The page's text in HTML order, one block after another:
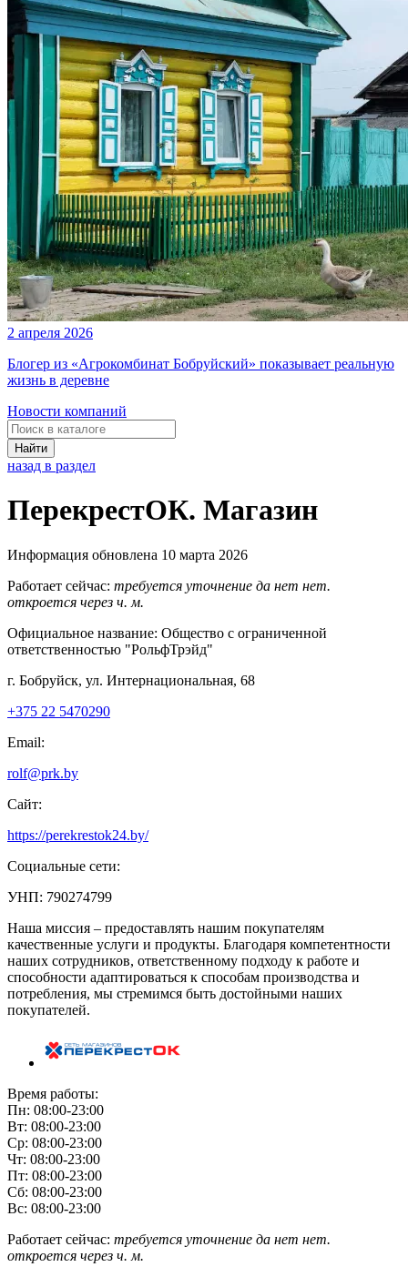
2 апреля 2026
Блогер из «Агрокомбинат Бобруйский» показывает реальную
жизнь в деревне
Новости компаний
Найти
назад в раздел
ПерекрестОК. Магазин
Информация обновлена 10 марта 2026
Работает сейчас: требуется уточнение да нет нет.
откроется через ч. м.
Официальное название: Общество с ограниченной
ответственностью "РольфТрэйд"
г. Бобруйск, ул. Интернациональная, 68
+375 22 5470290
Email:
rolf@prk.by
Сайт:
https://perekrestok24.by/
Социальные сети:
УНП: 790274799
Наша миссия – предоставлять нашим покупателям
качественные услуги и продукты. Благодаря компетентности
наших сотрудников, ответственному подходу к работе и
способности адаптироваться к способам производства и
потребления, мы стремимся быть достойными наших
покупателей.
Время работы:
Пн: 08:00-23:00
Вт: 08:00-23:00
Ср: 08:00-23:00
Чт: 08:00-23:00
Пт: 08:00-23:00
Сб: 08:00-23:00
Вс: 08:00-23:00
Работает сейчас: требуется уточнение да нет нет.
откроется через ч. м.